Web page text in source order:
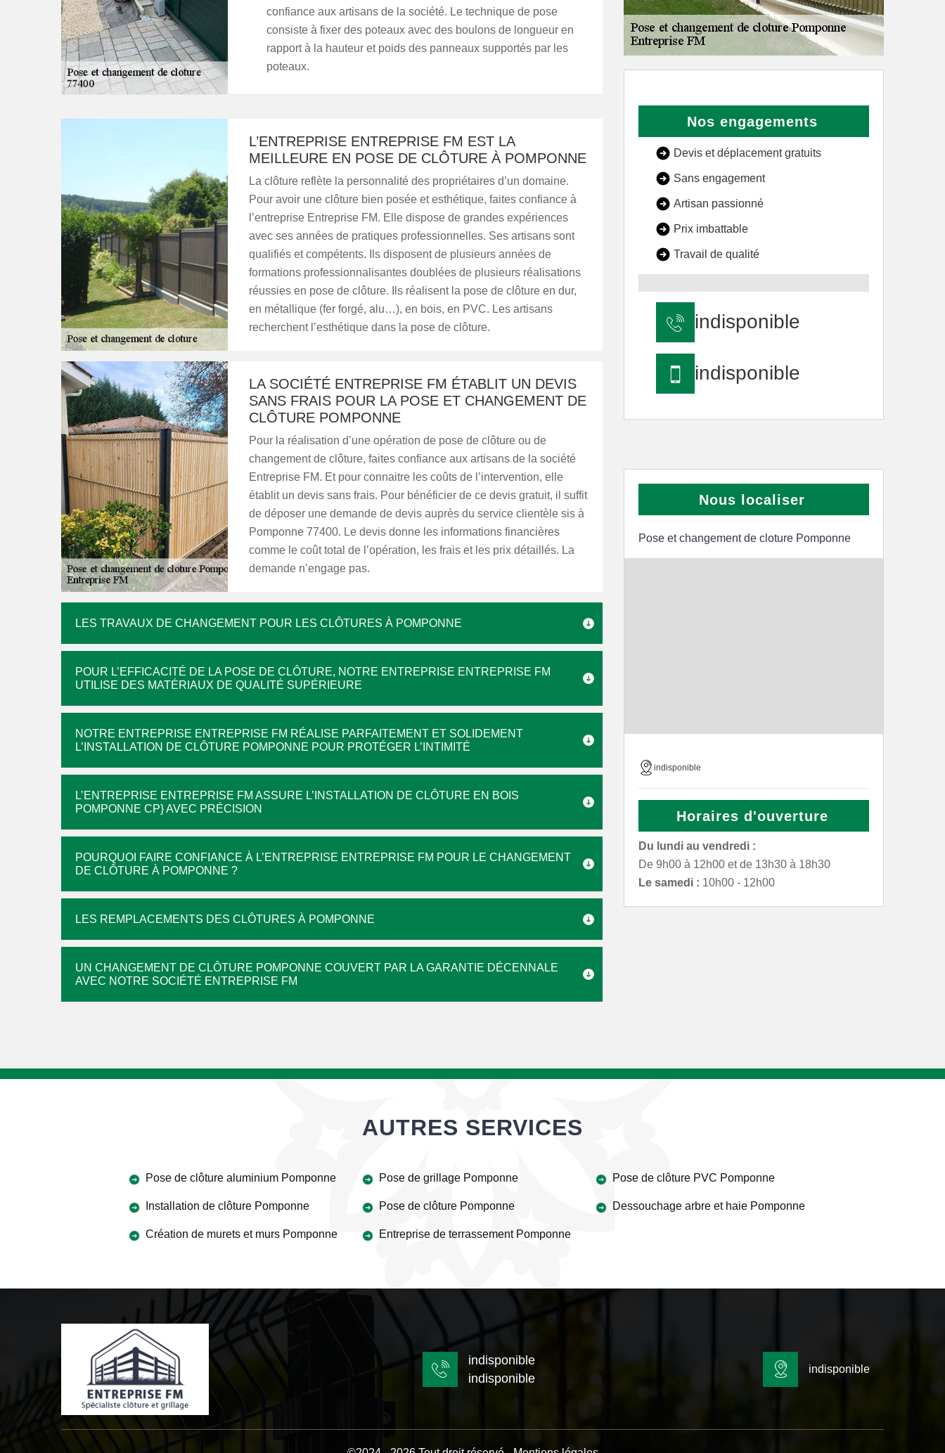
confiance aux artisans de la société. Le technique de pose
consiste à fixer des poteaux avec des boulons de longueur en
rapport à la hauteur et poids des panneaux supportés par les
poteaux.
L’ENTREPRISE ENTREPRISE FM EST LA
MEILLEURE EN POSE DE CLÔTURE À POMPONNE
La clôture reflète la personnalité des propriétaires d’un domaine.
Pour avoir une clôture bien posée et esthétique, faites confiance à
l’entreprise Entreprise FM. Elle dispose de grandes expériences
avec ses années de pratiques professionnelles. Ses artisans sont
qualifiés et compétents. Ils disposent de plusieurs années de
formations professionnalisantes doublées de plusieurs réalisations
réussies en pose de clôture. Ils réalisent la pose de clôture en dur,
en métallique (fer forgé, alu…), en bois, en PVC. Les artisans
recherchent l’esthétique dans la pose de clôture.
LA SOCIÉTÉ ENTREPRISE FM ÉTABLIT UN DEVIS
SANS FRAIS POUR LA POSE ET CHANGEMENT DE
CLÔTURE POMPONNE
Pour la réalisation d’une opération de pose de clôture ou de
changement de clôture, faites confiance aux artisans de la société
Entreprise FM. Et pour connaitre les coûts de l’intervention, elle
établit un devis sans frais. Pour bénéficier de ce devis gratuit, il suffit
de déposer une demande de devis auprès du service clientèle sis à
Pomponne 77400. Le devis donne les informations financières
comme le coût total de l’opération, les frais et les prix détaillés. La
demande n’engage pas.
LES TRAVAUX DE CHANGEMENT POUR LES CLÔTURES À POMPONNE
POUR L’EFFICACITÉ DE LA POSE DE CLÔTURE, NOTRE ENTREPRISE ENTREPRISE FM
UTILISE DES MATÉRIAUX DE QUALITÉ SUPÉRIEURE
NOTRE ENTREPRISE ENTREPRISE FM RÉALISE PARFAITEMENT ET SOLIDEMENT
L’INSTALLATION DE CLÔTURE POMPONNE POUR PROTÉGER L’INTIMITÉ
L’ENTREPRISE ENTREPRISE FM ASSURE L’INSTALLATION DE CLÔTURE EN BOIS
POMPONNE CP} AVEC PRÉCISION
POURQUOI FAIRE CONFIANCE À L’ENTREPRISE ENTREPRISE FM POUR LE CHANGEMENT
DE CLÔTURE À POMPONNE ?
LES REMPLACEMENTS DES CLÔTURES À POMPONNE
UN CHANGEMENT DE CLÔTURE POMPONNE COUVERT PAR LA GARANTIE DÉCENNALE
AVEC NOTRE SOCIÉTÉ ENTREPRISE FM
Nos engagements
Devis et déplacement gratuits
Sans engagement
Artisan passionné
Prix imbattable
Travail de qualité
indisponible
indisponible
Nous localiser
Pose et changement de cloture Pomponne
indisponible
Horaires d'ouverture
Du lundi au vendredi :
De 9h00 à 12h00 et de 13h30 à 18h30
Le samedi : 10h00 - 12h00
AUTRES SERVICES
Pose de clôture aluminium Pomponne
Installation de clôture Pomponne
Création de murets et murs Pomponne
Pose de grillage Pomponne
Pose de clôture Pomponne
Entreprise de terrassement Pomponne
Pose de clôture PVC Pomponne
Dessouchage arbre et haie Pomponne
indisponible
indisponible
indisponible